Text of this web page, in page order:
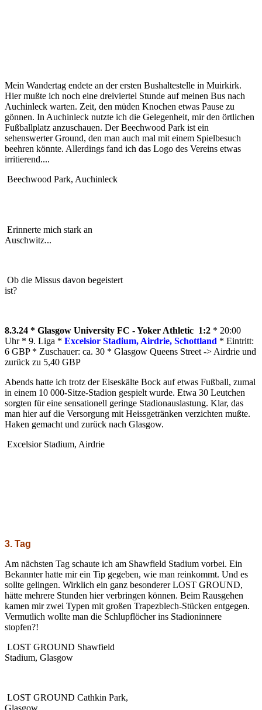
Mein Wandertag endete an der ersten Bushaltestelle in Muirkirk.
Hier mußte ich noch eine dreiviertel Stunde auf meinen Bus nach
Auchinleck warten. Zeit, den müden Knochen etwas Pause zu
gönnen. In Auchinleck nutzte ich die Gelegenheit, mir den örtlichen
Fußballplatz anzuschauen. Der Beechwood Park ist ein
sehenswerter Ground, den man auch mal mit einem Spielbesuch
beehren könnte. Allerdings fand ich das Logo des Vereins etwas
irritierend....
Beechwood Park, Auchinleck
Erinnerte mich stark an
Auschwitz...
Ob die Missus davon begeistert
ist?
8.3.24 * Glasgow University FC - Yoker Athletic 1:2 * 20:00
Uhr * 9. Liga * Excelsior Stadium, Airdrie, Schottland * Eintritt:
6 GBP * Zuschauer: ca. 30 * Glasgow Queens Street -> Airdrie und
zurück zu 5,40 GBP
Abends hatte ich trotz der Eiseskälte Bock auf etwas Fußball, zumal
in einem 10 000-Sitze-Stadion gespielt wurde. Etwa 30 Leutchen
sorgten für eine sensationell geringe Stadionauslastung. Klar, das
man hier auf die Versorgung mit Heissgetränken verzichten mußte.
Haken gemacht und zurück nach Glasgow.
Excelsior Stadium, Airdrie
3. Tag
Am nächsten Tag schaute ich am Shawfield Stadium vorbei. Ein
Bekannter hatte mir ein Tip gegeben, wie man reinkommt. Und es
sollte gelingen. Wirklich ein ganz besonderer LOST GROUND,
hätte mehrere Stunden hier verbringen können. Beim Rausgehen
kamen mir zwei Typen mit großen Trapezblech-Stücken entgegen.
Vermutlich wollte man die Schlupflöcher ins Stadioninnere
stopfen?!
LOST GROUND Shawfield
Stadium, Glasgow
LOST GROUND Cathkin Park,
Glasgow